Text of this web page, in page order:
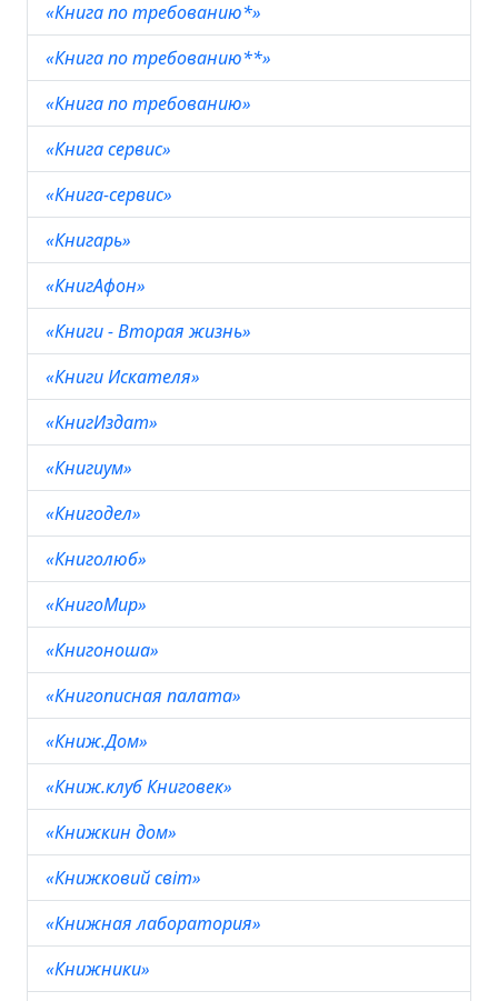
«Книга по требованию*»
«Книга по требованию**»
«Книга по требованию»
«Книга сервис»
«Книга-сервис»
«Книгарь»
«КнигАфон»
«Книги - Вторая жизнь»
«Книги Искателя»
«КнигИздат»
«Книгиум»
«Книгодел»
«Книголюб»
«КнигоМир»
«Книгоноша»
«Книгописная палата»
«Книж.Дом»
«Книж.клуб Книговек»
«Книжкин дом»
«Книжковий свiт»
«Книжная лаборатория»
«Книжники»